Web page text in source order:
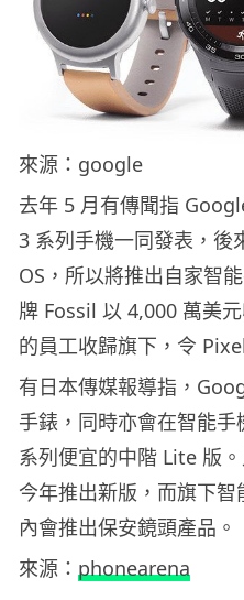
來源：google
去年 5 月有傳聞指
3 系列手機一同發表，
OS，所以將推出自家智
牌 Fossil 以 4,000 萬美
的員工收歸旗下，令
有日本傳媒報導指，
手錶，同時亦會在智能
系列便宜的中階 Lite 版
今年推出新版，而旗下
內會推出保安鏡頭產品。
來源： phonearena